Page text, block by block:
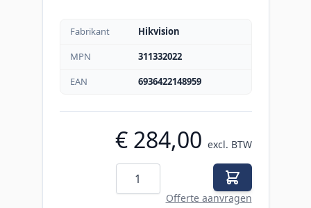
Fabrikant
Hikvision
MPN
311332022
EAN
6936422148959
€ 284,00 excl. BTW
Aantal
Offerte aanvragen